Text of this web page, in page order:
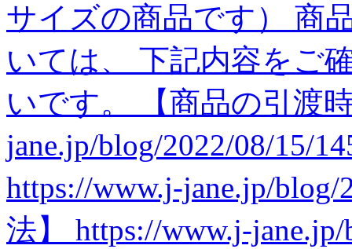
サイズの商品です） 商
いては、 下記内容をご
いです。 【商品の引渡
jane.jp/blog/2022/08/15/
https://www.j-jane.jp/
法】 https://www.j-